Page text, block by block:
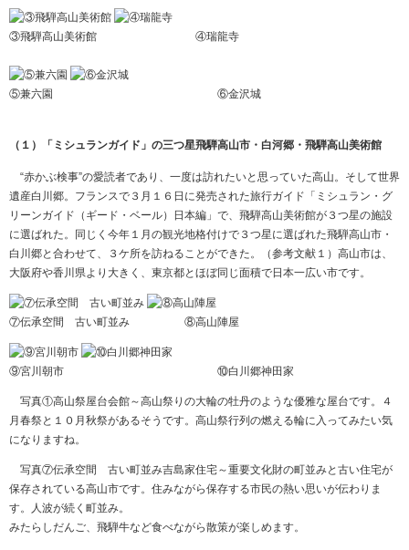
③飛騨高山美術館 ④瑞龍寺
⑤兼六園 ⑥金沢城
（１）「ミシュランガイド」の三つ星飛騨高山市・白河郷・飛騨高山美術館
“赤かぶ検事”の愛読者であり、一度は訪れたいと思っていた高山。そして世界
遺産白川郷。フランスで３月１６日に発売された旅行ガイド「ミシュラン・グ
リーンガイド（ギード・ベール）日本編」で、飛騨高山美術館が３つ星の施設
に選ばれた。同じく今年１月の観光地格付けで３つ星に選ばれた飛騨高山市・
白川郷と合わせて、３ケ所を訪ねることができた。（参考文献１）高山市は、
大阪府や香川県より大きく、東京都とほぼ同じ面積で日本一広い市です。
⑦伝承空間 古い町並み ⑧高山陣屋
⑨宮川朝市 ⑩白川郷神田家
写真①高山祭屋台会館～高山祭りの大輪の牡丹のような優雅な屋台です。４
月春祭と１０月秋祭があるそうです。高山祭行列の燃える輪に入ってみたい気
になりますね。
写真⑦伝承空間 古い町並み吉島家住宅～重要文化財の町並みと古い住宅が
保存されている高山市です。住みながら保存する市民の熱い思いが伝わりま
す。人波が続く町並み。
みたらしだんご、飛騨牛など食べながら散策が楽しめます。